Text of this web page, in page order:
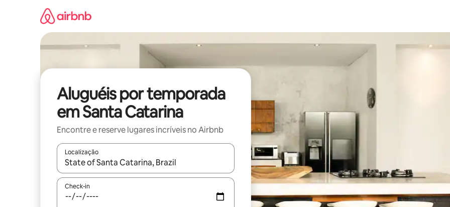
Aluguéis por temporada
em Santa Catarina
Encontre e reserve lugares incríveis no Airbnb
Localização
Quando os resultados estiverem disponíveis, explore-os usando as seta para cima e para baixo do teclado ou tocando
Check-in